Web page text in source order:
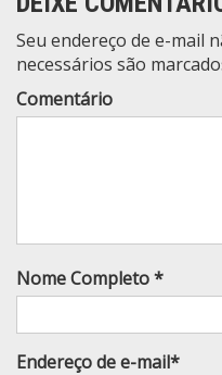
Seu endereço de e-mail
necessários são
Comentário
Nome Completo *
Endereço de e-mail*